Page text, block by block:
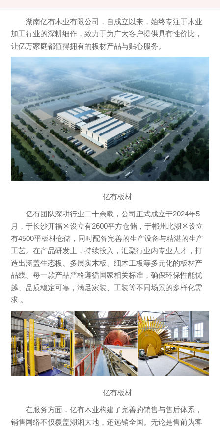
湖南亿有木业有限公司，自成立以来，始终专注于木业
加工行业的深耕细作，致力于为广大客户提供具有性价比，
让亿万家庭都值得拥有的板材产品与贴心服务。
亿有板材
亿有团队深耕行业二十余载，公司正式成立于2024年5
月，于长沙开福区设立有2600平方仓储，于郴州北湖区设立
有4500平板材仓储，同时配备完善的生产设备与精湛的生产
工艺。在产品研发上，持续投入，汇聚行业内专业人才，打
造出涵盖生态板、多层实木板、细木工板等多元化的板材产
品线。每一款产品严格遵循国家相关标准，确保环保性能优
越、品质稳定可靠，满足家装、工装等不同场景的多样化需
求 。
亿有板材
在服务方面，亿有木业构建了完善的销售与售后体系，
销售网络不仅覆盖湖湘大地，还远销全国。无论是售前为客